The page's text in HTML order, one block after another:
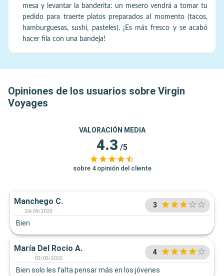
mesa y levantar la banderita: un mesero vendrá a tomar tu
pedido para traerte platos preparados al momento (tacos,
hamburguesas, sushi, pasteles). ¡Es más fresco y se acabó
hacer fila con una bandeja!
Opiniones de los usuarios sobre Virgin
Voyages
VALORACIÓN MEDIA
4.3 /5
sobre 4 opinión del cliente
Manchego C.
24/09/2025
3
Bien
María Del Rocio A.
03/05/2025
4
Bien solo les falta pensar más en los jóvenes